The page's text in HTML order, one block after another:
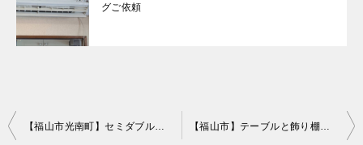
グご依頼
投
【福山市光南町】セミダブルベッドの回収☆早急な対応に大変満足していただきました！ 【福山市】テーブルと飾り棚の不要品回収処分 お客様の声